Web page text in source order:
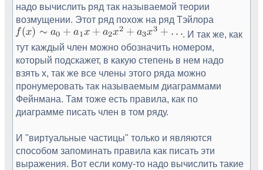
надо вычислить ряд так называемой теории
возмущении. Этот ряд похож на ряд Тэйлора
. И так же, как
тут каждый член можно обозначить номером,
который подскажет, в какую степень в нем надо
взять х, так же все члены этого ряда можно
пронумеровать так называемым диаграммами
Фейнмана. Там тоже есть правила, как по
диаграмме писать член в том ряду.
И "виртуальные частицы" только и являются
способом запоминать правила как писать эти
выражения. Вот если кому-то надо вычислить такие